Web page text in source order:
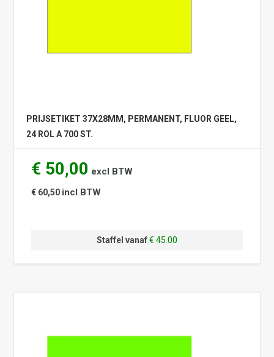
PRIJSETIKET 37X28MM, PERMANENT, FLUOR GEEL,
24 ROL A 700 ST.
€ 50,00 excl BTW
€ 60,50 incl BTW
Staffel vanaf€ 45.00